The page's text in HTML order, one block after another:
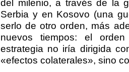
del milenio, a través de la
Serbia y en Kosovo (una
serlo de otro orden, más
nuevos tiempos: el
estrategia no iría dirigida
«efectos colaterales», sino